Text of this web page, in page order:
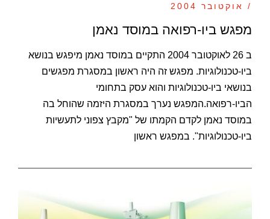
/ אוקטובר 2004
מפגש ביו-רפואה במוסד נאמן
ב 26 לאוקטובר 2004 התקיים במוסד נאמן מיפגש בנושא
ביו-טכנולוגיות. מפגש זה היה ראשון במסגרת מפגשים
בנושאי ביו-טכנולוגיות והוא עסק בתחומי
הביו-רפואה.המפגש נערך במסגרת היזמה שהוחל בה
במוסד נאמן לקדם הקמתו של "מקבץ צפוני לתעשיות
ביו-טכנולוגיות". במפגש ראשון